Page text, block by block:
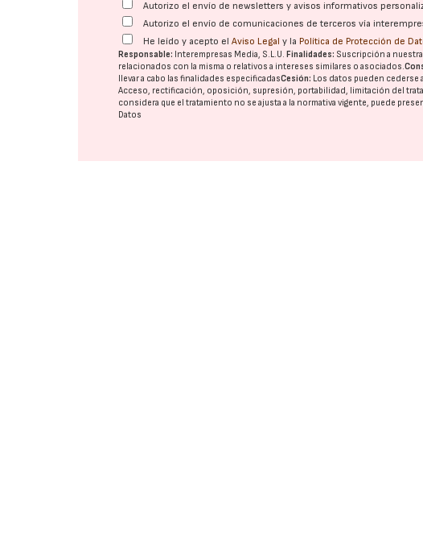
Autorizo el envío de newsletters y avisos informativos
Autorizo el envío de comunicaciones de terceros vía
He leído y acepto elAviso Legal y la Política de Protección de
Responsable: Interempresas Media, S.L.U.Finalidades: Suscripción a
relacionados con la misma o relativos a intereses similares o asociados.
llevar a cabo las finalidades especificadasCesión: Los datos pueden cederse
Acceso, rectificación, oposición, supresión, portabilidad, limitación del
considera que el tratamiento no se ajusta a la normativa vigente, puede
Datos